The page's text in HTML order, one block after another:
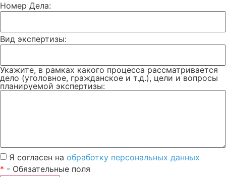
Номер Дела:
Вид экспертизы:
Укажите, в рамках какого процесса рассматривается
дело (уголовное, гражданское и т.д.), цели и вопросы
планируемой экспертизы:
Я согласен на обработку персональных данных
* - Обязательные поля